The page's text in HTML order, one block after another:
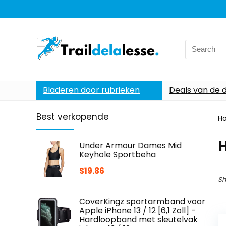
Search
for:
Bladeren door rubrieken Deals van de
Best verkopende
Under Armour Dames Mid
Keyhole Sportbeha
$19.86
CoverKingz sportarmband voor
Apple iPhone 13 / 12 [6,1 Zoll] -
Hardloopband met sleutelvak